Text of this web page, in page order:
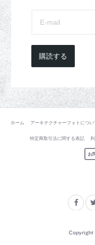
購読する
ホーム アーキテクチャーフォトについ
特定商取引法に関する表記
お